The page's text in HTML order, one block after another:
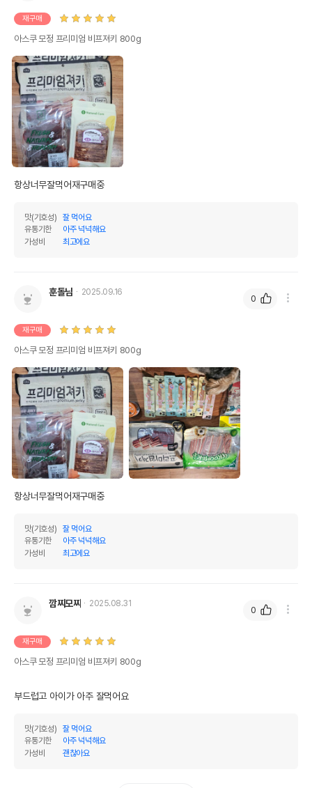
재구매
아스쿠 모정 프리미엄 비프져키 800g
항상너무잘먹어재구매중
맛(기호성)
잘 먹어요
유통기한
아주 넉넉해요
가성비
최고에요
훈돌님 2025.09.16
재구매
아스쿠 모정 프리미엄 비프져키 800g
항상너무잘먹어재구매중
맛(기호성)
잘 먹어요
유통기한
아주 넉넉해요
가성비
최고에요
0
깜찌모찌 2025.08.31
재구매
아스쿠 모정 프리미엄 비프져키 800g
부드럽고 아이가 아주 잘먹어요
맛(기호성)
잘 먹어요
유통기한
아주 넉넉해요
가성비
괜찮아요
0